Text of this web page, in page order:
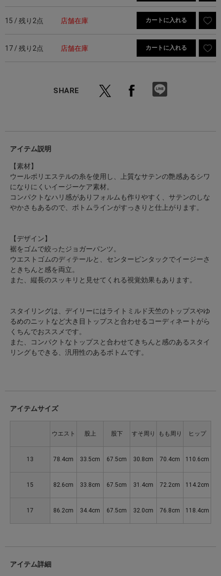
15 / 残り2点 店舗在庫 カートに入れる
17 / 残り2点 店舗在庫 カートに入れる
SHARE
アイテム説明
【素材】
ウールポリエステルの糸を使用し、上質なサテンの艶感あるシワ
になりにくいイージーケア素材。
コンパクトなハリ感がありフォルムも作りやすく、サテンのしな
やかさもあるので、ボトムラインがすっきりと仕上がります。
【デザイン】
裾をゴムで絞ったジョガーパンツ。
ウエストゴムのディテールと、センターピンタックでイージーさ
ときちんと感を両立。
また、縦長のスッキリと見せてくれる視覚効果もあります。
スタイリングは、デイリーにはライトミルド天竺のトップスやゆ
るめのニットなど大き目トップスと合わせるコーディネートがら
くちんでおススメです。
また、コンパクトなトップスと合わせてきちんと感のあるスタイ
リングもできる、汎用性のあるボトムです。
アイテムサイズ
ウエスト 股上 股下 すそ周り もも周り ヒップ
13 78.4cm 33.5cm 67.5cm 30.8cm 70.4cm 110.6cm
15 82.6cm 33.8cm 67.5cm 31.4cm 72.2cm 114.2cm
17 86.2cm 34.4cm 67.5cm 32.0cm 76.8cm 118.4cm
アイテム詳細